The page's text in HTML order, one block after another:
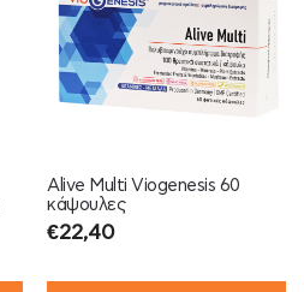
Alive Multi Viogenesis 60
κάψουλες
€22,40